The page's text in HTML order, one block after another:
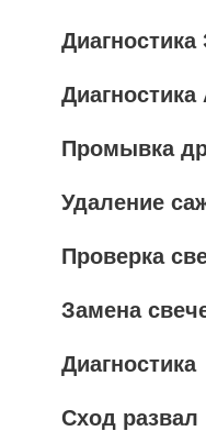
Промывка
Удаление
Проверка
Замена
Диагностика
Сход развал